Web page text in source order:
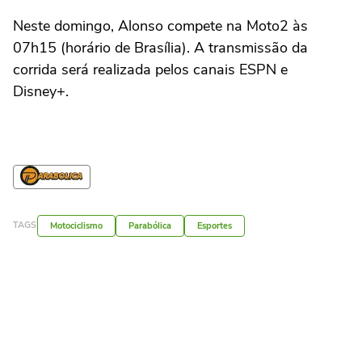
Neste domingo, Alonso compete na Moto2 às
07h15 (horário de Brasília). A transmissão da
corrida será realizada pelos canais ESPN e
Disney+.
TAGS Motociclismo Parabólica Esportes